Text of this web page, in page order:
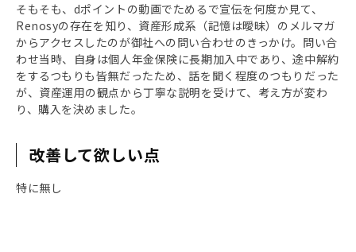
そもそも、dポイントの動画でためるで宣伝を何度か見て、
Renosyの存在を知り、資産形成系（記憶は曖昧）のメルマガ
からアクセスしたのが御社への問い合わせのきっかけ。問い合
わせ当時、自身は個人年金保険に長期加入中であり、途中解約
をするつもりも皆無だったため、話を聞く程度のつもりだった
が、資産運用の観点から丁寧な説明を受けて、考え方が変わ
り、購入を決めました。
改善して欲しい点
特に無し